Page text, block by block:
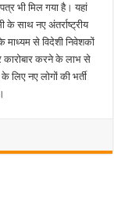
भी मिल गया है। यहां
के साथ नए अंतर्राष्ट्रीय
से विदेशी निवेशकों
कारोबार करने के लाभ से
लिए नए लोगों की भर्ती